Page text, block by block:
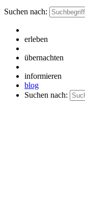
Suchen nach:
erleben
übernachten
informieren
blog
Suchen nach: